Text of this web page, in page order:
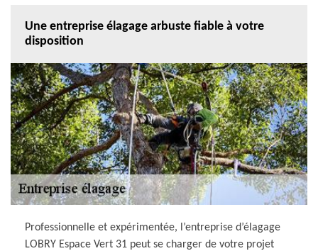
Une entreprise élagage arbuste fiable à votre
disposition
Professionnelle et expérimentée, l’entreprise d’élagage
LOBRY Espace Vert 31 peut se charger de votre projet